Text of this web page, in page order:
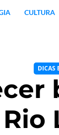
CULTURA
DICAS
Rio